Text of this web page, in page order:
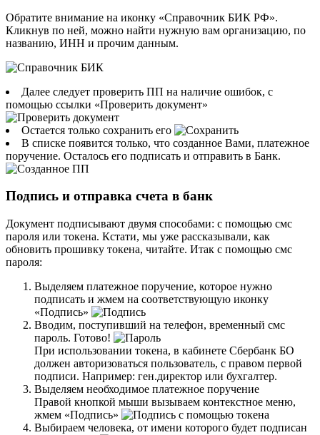
Обратите внимание на иконку «Справочник БИК РФ».
Кликнув по ней, можно найти нужную вам организацию, по
названию, ИНН и прочим данным.
Далее следует проверить ПП на наличие ошибок, с
помощью ссылки «Проверить документ»
Остается только сохранить его
В списке появится только, что созданное Вами, платежное
поручение. Осталось его подписать и отправить в Банк.
Подпись и отправка счета в банк
Документ подписывают двумя способами: с помощью смс
пароля или токена. Кстати, мы уже рассказывали, как
обновить прошивку токена, читайте. Итак с помощью смс
пароля:
Выделяем платежное поручение, которое нужно
подписать и жмем на соответствующую иконку
«Подпись»
Вводим, поступивший на телефон, временный смс
пароль. Готово!
При использовании токена, в кабинете Сбербанк БО
должен авторизоваться пользователь, с правом первой
подписи. Например: ген.директор или бухгалтер.
Выделяем необходимое платежное поручение
Правой кнопкой мыши вызываем контекстное меню,
жмем «Подпись»
Выбираем человека, от имени которого будет подписан